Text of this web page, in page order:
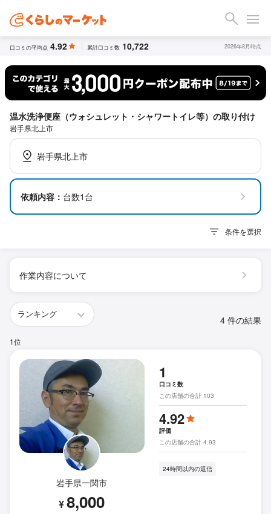
口コミの平均点 4.92 累計口コミ数 10,722 2026年8月時点
温水洗浄便座（ウォシュレット・シャワートイレ等）の取り付け
岩手県北上市
岩手県北上市
依頼内容： 台数1台
条件を選択
作業内容について
4 件の結果
1位
岩手県一関市
¥8,000
1
口コミ数
この店舗の合計 103
4.92
評価
この店舗の合計 4.93
24時間以内の返信